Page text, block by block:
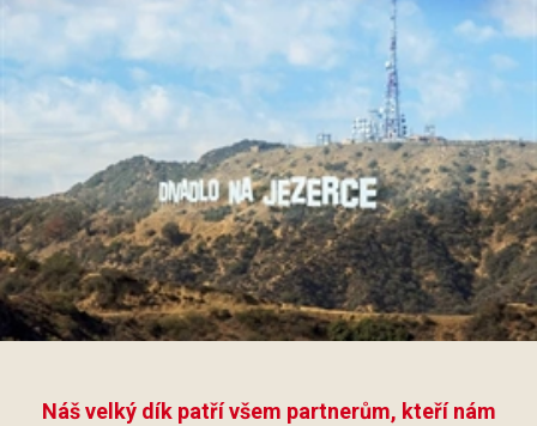
Náš velký dík patří všem partnerům, kteří nám